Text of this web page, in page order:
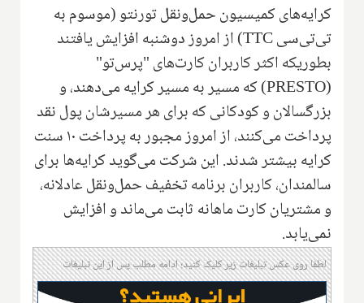
کرایه‌های کمیسیون حمل‌ونقل تورنتو (موسوم به
تی‌تی‌سیTTC) از امروز دوشنبه افزایش یافتند
بطوریکه اکثر کاربران کارت‌های "پرس‌تو"
(
PRESTO) که مسیر به مسیر کرایه می‌دهند، و
بزرگسالان و کودکانی که برای هر مسیرشان پول نقد
پرداخت می‌کنند، از امروز مجبور به پرداخت ۱۰ سنت
کرایه بیشتر شدند. این شرکت می‌گوید کرایه‌ها برای
سالمندان، کاربران برنامه تخفیف حمل‌ونقل عادلانه،
و مشتریان کارت ماهانه ثابت می‌ماند و افزایش
نمی‌یابد.
لطفا روی عکس تبلیغات زیر کلیک کنید؛ ادامه مطلب پس از این تبلیغات